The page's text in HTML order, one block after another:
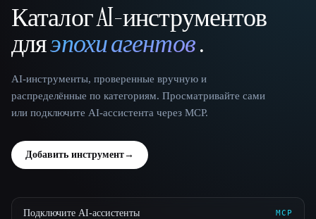
That AI Collection
Каталог AI-инструментов
дляэпохи агентов.
AI-инструменты, проверенные вручную и
распределённые по категориям. Просматривайте сами
или подключите AI-ассистента через MCP.
Добавить инструмент→
Подключите AI-ассистенты MCP